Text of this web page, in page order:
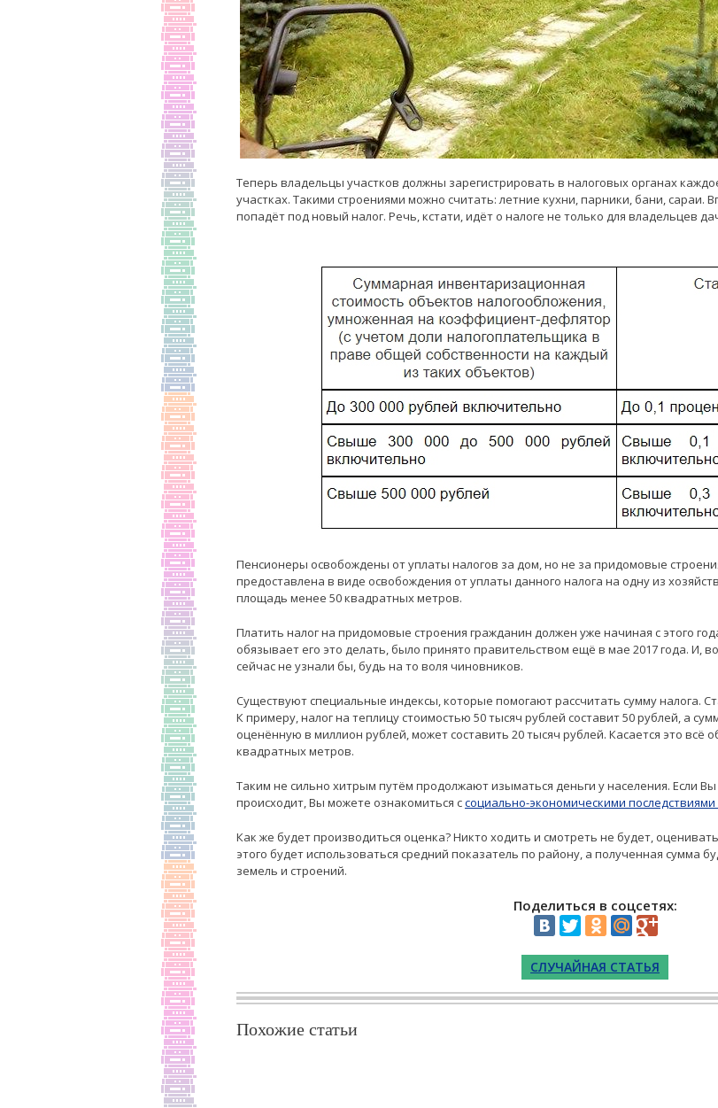
Теперь владельцы участков должны зарегистрировать в налоговых органах
участках. Такими строениями можно считать: летние кухни, парники, бани, сараи.
попадёт под новый налог. Речь, кстати, идёт о налоге не только для владельцев
Пенсионеры освобождены от уплаты налогов за дом, но не за придомовые
предоставлена в виде освобождения от уплаты данного налога на одну из
площадь менее 50 квадратных метров.
Платить налог на придомовые строения гражданин должен уже начиная с этого
обязывает его это делать, было принято правительством ещё в мае 2017 года. И,
сейчас не узнали бы, будь на то воля чиновников.
Существуют специальные индексы, которые помогают рассчитать сумму налога.
К примеру, налог на теплицу стоимостью 50 тысяч рублей составит 50 рублей, а
оценённую в миллион рублей, может составить 20 тысяч рублей. Касается это
квадратных метров.
Таким не сильно хитрым путём продолжают изыматься деньги у населения. Если
происходит, Вы можете ознакомиться ссоциально-экономическими
Как же будет производиться оценка? Никто ходить и смотреть не будет,
этого будет использоваться средний показатель по району, а полученная сумма
земель и строений.
Поделиться в соцсетях:
СЛУЧАЙНАЯ СТАТЬЯ
Похожие статьи